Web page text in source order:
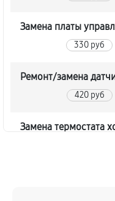
Замена платы
330 руб
Ремонт/замена
420 руб
Замена термостата